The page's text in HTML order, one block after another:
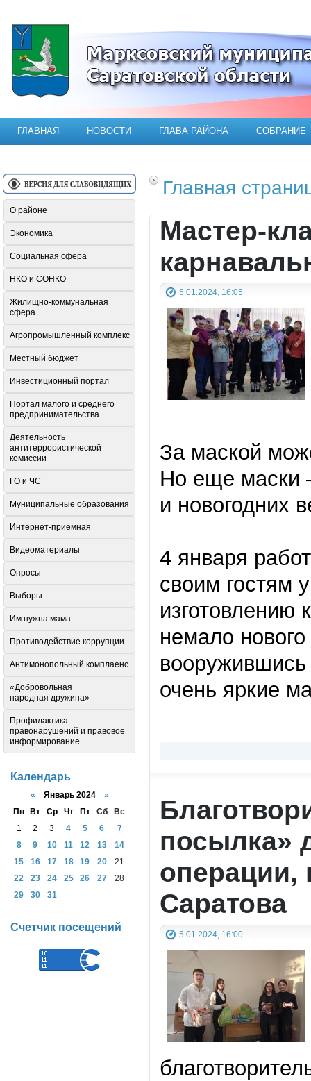
Официальный сайт Марксовского
ГЛАВНАЯ НОВОСТИ ГЛАВА РАЙОНА СОБРАНИЕ
Главная
Мастер-
5.01.2024, 16:05
За маской
Но еще маски
и новогодних
4 января
своим гостям
изготовлению
немало
вооружившись
очень яркие
посылка»
операции,
Саратова
5.01.2024, 16:00
О районе
Экономика
Социальная сфера
НКО и СОНКО
Жилищно-коммунальная
сфера
Агропромышленный комплекс
Местный бюджет
Инвестиционный портал
Портал малого и среднего
предпринимательства
Деятельность
антитеррористической
комиссии
ГО и ЧС
Муниципальные образования
Интернет-приемная
Видеоматериалы
Опросы
Выборы
Им нужна мама
Противодействие коррупции
Антимонопольный комплаенс
«Добровольная
народная дружина»
Профилактика
правонарушений и правовое
информирование
Календарь
« Январь 2024 »
Пн
Вт Ср Чт Пт Сб
Вс
1
2 3 4 5 6
7
8
9 10 11 12 13
14
15
16 17 18 19 20
21
22
23 24 25 26 27
28
29
30 31
Счетчик посещений